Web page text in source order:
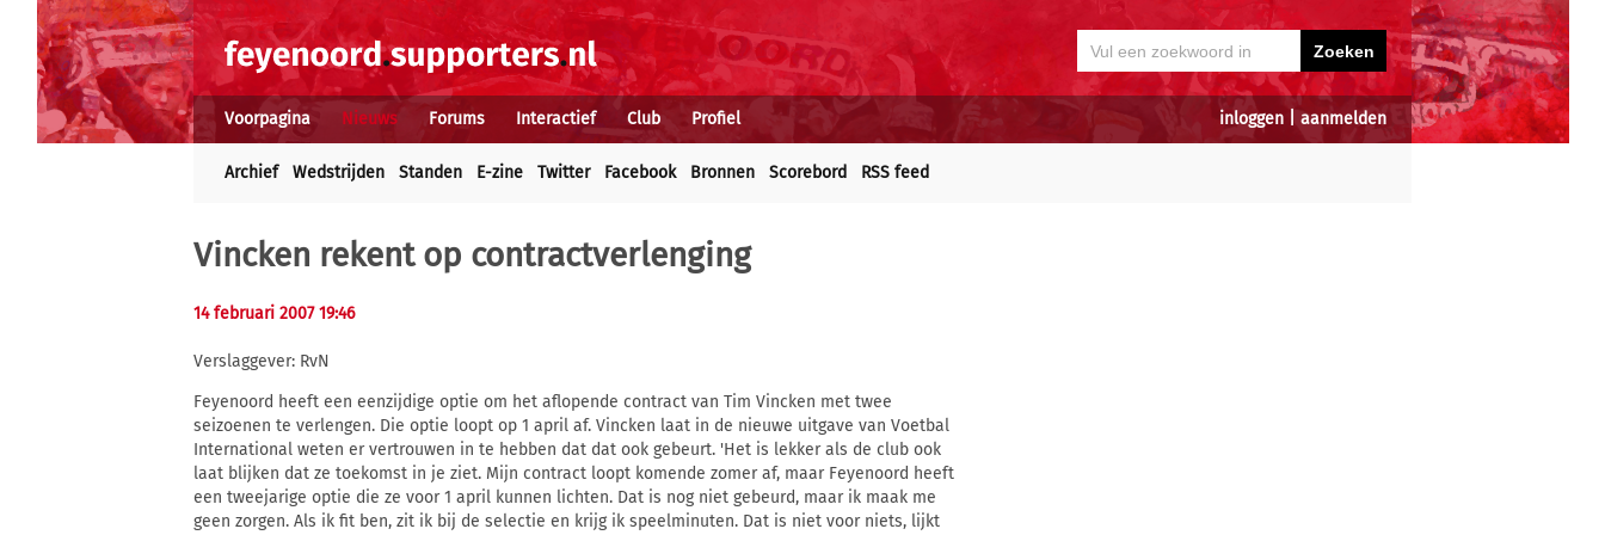
inloggen aanmelden
Voorpagina Nieuws Forums Interactief Club Profiel
Archief Wedstrijden Standen E-zine Twitter Facebook Bronnen Scorebord RSS feed
Vincken rekent op contractverlenging
14 februari 2007 19:46
Verslaggever: RvN
Feyenoord heeft een eenzijdige optie om het aflopende contract van Tim Vincken met twee
seizoenen te verlengen. Die optie loopt op 1 april af. Vincken laat in de nieuwe uitgave van Voetbal
International weten er vertrouwen in te hebben dat dat ook gebeurt. 'Het is lekker als de club ook
laat blijken dat ze toekomst in je ziet. Mijn contract loopt komende zomer af, maar Feyenoord heeft
een tweejarige optie die ze voor 1 april kunnen lichten. Dat is nog niet gebeurd, maar ik maak me
geen zorgen. Als ik fit ben, zit ik bij de selectie en krijg ik speelminuten. Dat is niet voor niets, lijkt